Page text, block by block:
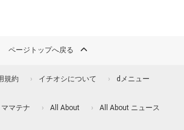
ページトップへ戻る
規約 イチオシについて dメニュー
ママテナ All About All About ニュース